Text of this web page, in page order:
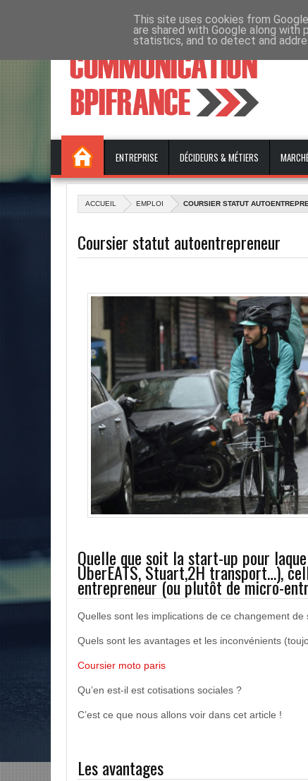
ÉVÉNEMENTS ET FORMATIONS EMPLOI CONTACT
ENTREPRISE DÉCIDEURS & MÉTIERS
ACCUEIL EMPLOI COURSIER STATUT
Coursier statut autoentrepreneur
Quelle que soit la start-up pour
UberEATS, Stuart,2H transport…),
entrepreneur (ou plutôt de micro-
Quelles sont les implications de ce changement de
Quels sont les avantages et les inconvénients
Coursier moto paris
Qu’en est-il est cotisations sociales ?
C’est ce que nous allons voir dans cet article !
Les avantages
This site uses cookies from
are shared with Google along
statistics, and to detect and